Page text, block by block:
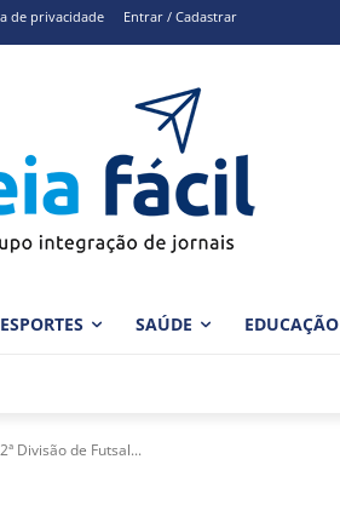
de privacidade Entrar / Cadastrar
ESPORTES SAÚDE EDUCAÇÃO
Divisão de Futsal...